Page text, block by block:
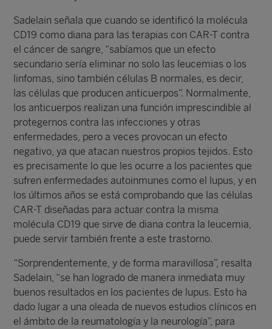
Sadelain señala que cuando se identificó la molécula
CD19 como diana para las terapias con CAR-T contra
el cáncer de sangre, “sabíamos que un efecto
secundario sería eliminar no solo las leucemias o los
linfomas, sino también células B normales, es decir,
las células que producen anticuerpos”. Normalmente,
los anticuerpos realizan una función imprescindible al
protegernos contra las infecciones y otras
enfermedades, pero a veces provocan un efecto
negativo, ya que atacan nuestros propios tejidos. Esto
es precisamente lo que les ocurre a los pacientes que
sufren enfermedades autoinmunes como el lupus, y en
los últimos años se está comprobando que las células
CAR-T diseñadas para actuar contra la misma
molécula CD19 que sirve de diana contra la leucemia,
puede servir también frente a este trastorno.
“Sorprendentemente, y de forma maravillosa”, resalta
Sadelain, “se han logrado de manera inmediata muy
buenos resultados en los pacientes de lupus. Esto ha
dado lugar a una oleada de nuevos estudios clínicos en
el ámbito de la reumatología y la neurología”, para